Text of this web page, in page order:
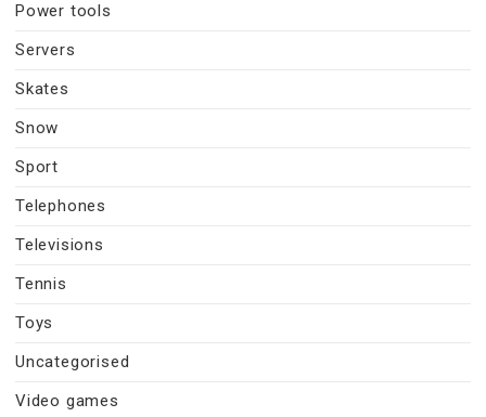
Power tools
Servers
Skates
Snow
Sport
Telephones
Televisions
Tennis
Toys
Uncategorised
Video games